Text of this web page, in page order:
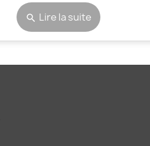
search Lire la suite